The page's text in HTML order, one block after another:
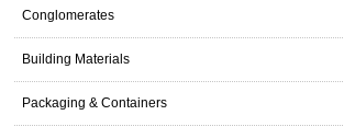
Conglomerates
Building Materials
Packaging & Containers